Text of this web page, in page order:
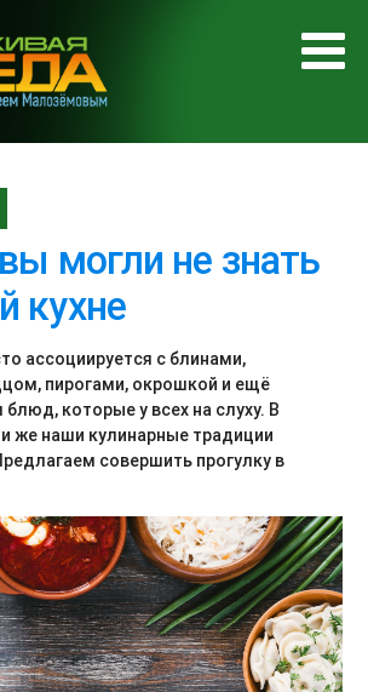
могли не знать
кухне
ассоциируется с блинами,
пирогами, окрошкой и ещё
которые у всех на слуху. В
же наши кулинарные традиции
совершить прогулку в